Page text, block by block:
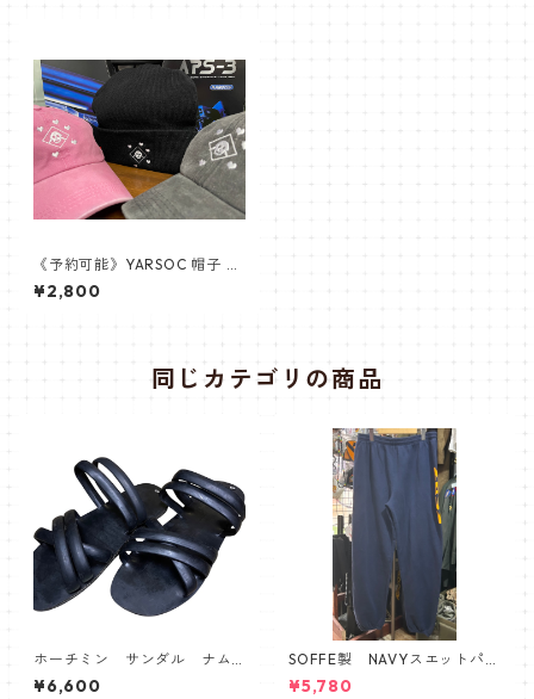
《予約可能》YARSOC 帽子 ヤ
ーソック CAP ベースボールキ
ャップ ピンク帽子 サバゲー帽
¥2,800
同じカテゴリの商品
ホーチミン サンダル ナム
戦 ベトナム
¥6,600
SOFFE製 NAVYスエットパン
ツ
¥5,780